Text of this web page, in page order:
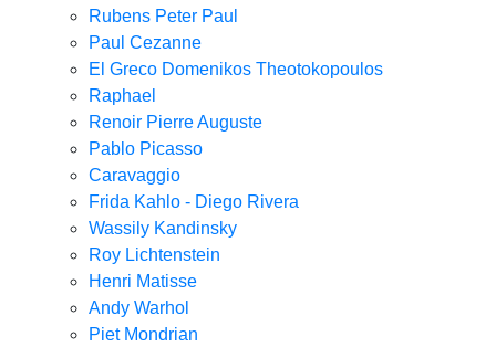
Rubens Peter Paul
Paul Cezanne
El Greco Domenikos Theotokopoulos
Raphael
Renoir Pierre Auguste
Pablo Picasso
Caravaggio
Frida Kahlo - Diego Rivera
Wassily Kandinsky
Roy Lichtenstein
Henri Matisse
Andy Warhol
Piet Mondrian